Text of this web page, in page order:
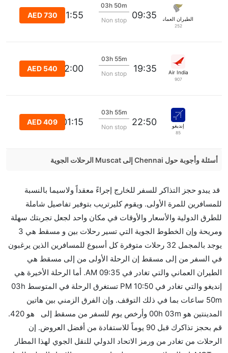
الطيران العماني
252
09:35
03h 50m
Non stop
11:55
AED 730
Air India
907
19:35
03h 55m
Non stop
22:00
AED 540
إنديغو
85
22:50
03h 55m
Non stop
01:15
AED 409
أسئلة وأجوبة حول Chennai إلى Muscat الرحلات الجوية
من إلىمسقط مما تستغرقه الخطوط الجوية الأخرى؟
نعم. توفر كل من IndiGo أسرع رحلات الطيران على هذا
الطريق،
هل توفر شركات الطيران مساحة إضافية للنوم؟
كثير من خطوط طيران درجة رجال الأعمال توفر مساحة
إضافية للنوم.
هل يمكنني حمل طعامي الخاص؟
نعم، يمكنك حمل طعامك الخاص، و لكن يجب أن يكون معبئا
بشكل جيد.
هل سيقدم لي الكحول على متن رحلة من إلى مسقط؟
لا تقدم شركة الطيران الكحول على متن رحلة داخلية. يتم
قد يبدو حجز التذاكر للسفر للخارج إجراءً معقداً ولاسيما بالنسبة
للمسافرين للمرة الأولى. ويقوم كليرتريب بتوفير تفاصيل شاملة
للطرق الدولية والأسعار والأوقات في مكان واحد لجعل تجربتك سهلة
ومريحة وإن الخطوط الجوية التي تسير رحلات بين و مسقط هي 3
يوجد بالمجمل 32 رحلات متوفرة كل أسبوع للمسافرين الذين يرغبون
في السفر من إلى مسقط إن الرحلة الأولى من إلى مسقط هي
الطيران العماني والتي تغادر في 09:35 AM. أما الرحلة الأخيرة هي
إنديغو والتي تغادر في 10:50 PM تستغرق الرحلة في المتوسط 03h
50m ساعات بما في ذلك التوقف. وإن الفرق الزمني بين هاتين
المدينتين هو 00h 03m وأرخص يوم للسفر من مسقط إلى هو 420.
قم بحجز تذاكرك قبل 90 يوماً للاستفادة من أفضل العروض. إن
الرحلات من تغادر من ورمز الاتحاد الدولي للنقل الجوي لهذا المطار